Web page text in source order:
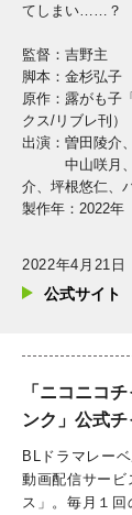
てしまい……？
監督：吉野主
脚本：金杉弘子
原作：露がも子
クス/リブレ刊）
出演：曽田陵介
中山咲月、押
介、坪根悠仁、
製作年：2022年
2022年4月21日
公式サイト
「ニコニコ
ンク」公式
BLドラマレー
動画配信サービ
ス」。毎月１